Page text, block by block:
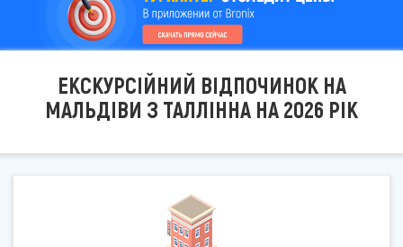
ЕКСКУРСІЙНИЙ ВІДПОЧИНОК НА
МАЛЬДІВИ З ТАЛЛІННА НА 2026 РІК